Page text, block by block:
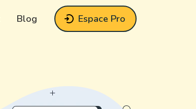
Blog Espace Pro